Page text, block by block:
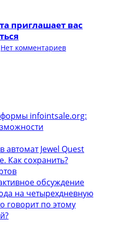
приглашает вас
Нет комментариев
infointsale.org:
автомат Jewel Quest
Как сохранить?
обсуждение
на четырехдневную
говорит по этому